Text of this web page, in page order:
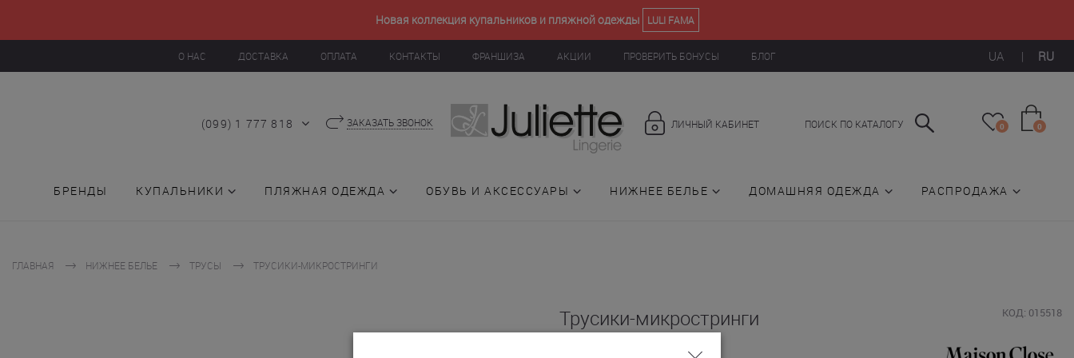
Новая коллекция купальников и пляжной одежды LULI FAMA
UA | RU
О НАС ДОСТАВКА ОПЛАТА КОНТАКТЫ ФРАНШИЗА АКЦИИ ПРОВЕРИТЬ БОНУСЫ БЛОГ
(099) 1 777 818 ЗАКАЗАТЬ ЗВОНОК ПОИСК ПО КАТАЛОГУ
ЛИЧНЫЙ КАБИНЕТ 0 0
БРЕНДЫ КУПАЛЬНИКИ ПЛЯЖНАЯ ОДЕЖДА ОБУВЬ И АКСЕССУАРЫ НИЖНЕЕ БЕЛЬЕ ДОМАШНЯЯ ОДЕЖДА РАСПРОДАЖА
ГЛАВНАЯ НИЖНЕЕ БЕЛЬЕ ТРУСЫ ТРУСИКИ-МИКРОСТРИНГИ
Трусики-микростринги
КОД: 015518